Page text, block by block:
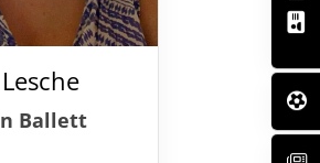
Ballett